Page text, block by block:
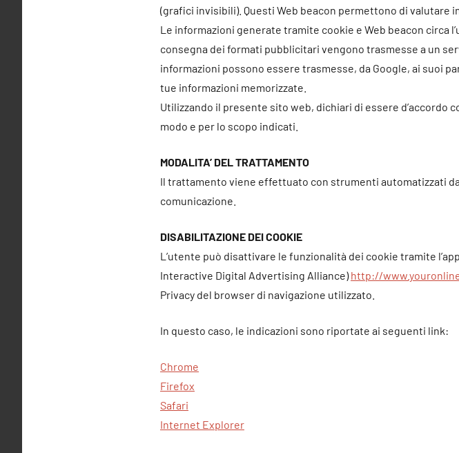
(grafici invisibili). Questi Web beacon permettono di
Le informazioni generate tramite cookie e Web beacon circa
consegna dei formati pubblicitari vengono trasmesse a un
informazioni possono essere trasmesse, da Google, ai suoi
tue informazioni memorizzate.
Utilizzando il presente sito web, dichiari di essere d’accordo
modo e per lo scopo indicati.
MODALITA’ DEL TRATTAMENTO
Il trattamento viene effettuato con strumenti automatizzati
comunicazione.
DISABILITAZIONE DEI COOKIE
L’utente può disattivare le funzionalità dei cookie tramite
Interactive Digital Advertising Alliance)http://
Privacy del browser di navigazione utilizzato.
In questo caso, le indicazioni sono riportate ai seguenti link:
Chrome
Firefox
Safari
Internet Explorer